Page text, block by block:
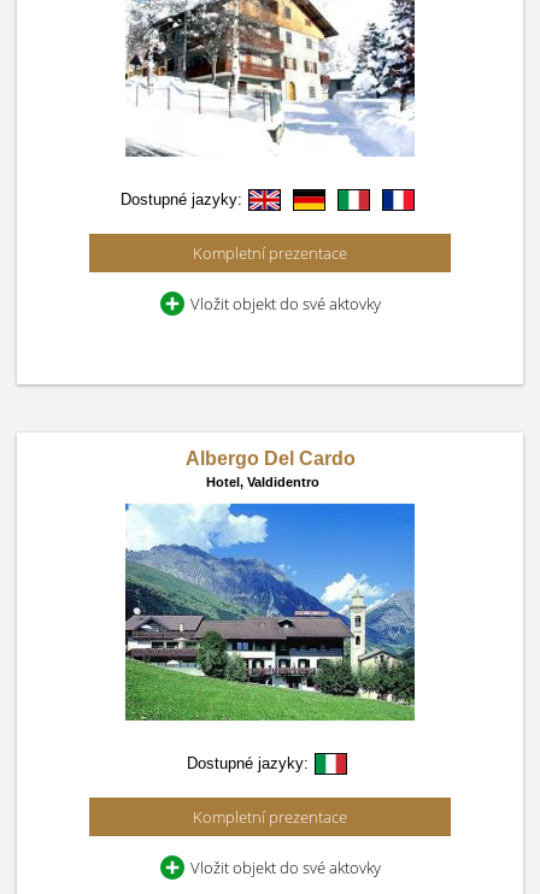
Dostupné jazyky:
Kompletní prezentace
Vložit objekt do své aktovky
Albergo Del Cardo
Hotel, Valdidentro
Dostupné jazyky:
Kompletní prezentace
Vložit objekt do své aktovky